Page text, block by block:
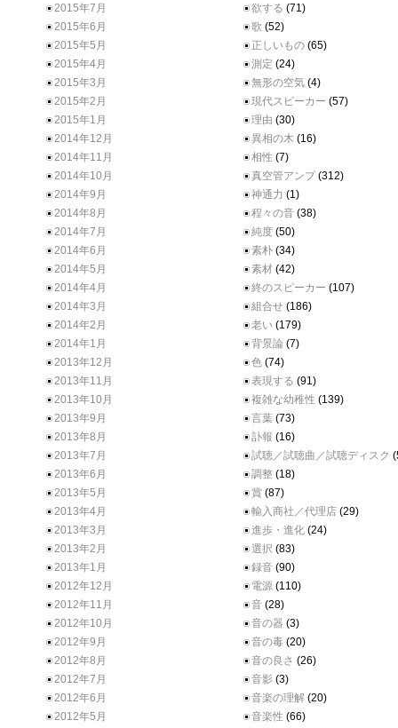
2015年7月
2015年6月
2015年5月
2015年4月
2015年3月
2015年2月
2015年1月
2014年12月
2014年11月
2014年10月
2014年9月
2014年8月
2014年7月
2014年6月
2014年5月
2014年4月
2014年3月
2014年2月
2014年1月
2013年12月
2013年11月
2013年10月
2013年9月
2013年8月
2013年7月
2013年6月
2013年5月
2013年4月
2013年3月
2013年2月
2013年1月
2012年12月
2012年11月
2012年10月
2012年9月
2012年8月
2012年7月
2012年6月
2012年5月
欲する (71)
歌 (52)
正しいもの (65)
測定 (24)
無形の空気 (4)
現代スピーカー (57)
理由 (30)
異相の木 (16)
相性 (7)
真空管アンプ (312)
神通力 (1)
程々の音 (38)
純度 (50)
素朴 (34)
素材 (42)
終のスピーカー (107)
組合せ (186)
老い (179)
背景論 (7)
色 (74)
表現する (91)
複雑な幼稚性 (139)
言葉 (73)
訃報 (16)
試聴／試聴曲／試聴ディスク
調整 (18)
賞 (87)
輸入商社／代理店 (29)
進歩・進化 (24)
選択 (83)
録音 (90)
電源 (110)
音 (28)
音の器 (3)
音の毒 (20)
音の良さ (26)
音影 (3)
音楽の理解 (20)
音楽性 (66)